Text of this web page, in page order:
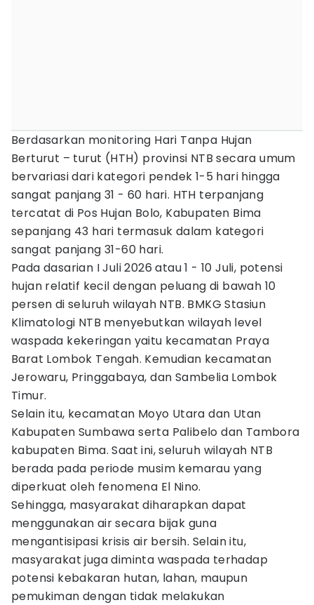
Berdasarkan monitoring Hari Tanpa Hujan
Berturut – turut (HTH) provinsi NTB secara umum
bervariasi dari kategori pendek 1-5 hari hingga
sangat panjang 31 - 60 hari. HTH terpanjang
tercatat di Pos Hujan Bolo, Kabupaten Bima
sepanjang 43 hari termasuk dalam kategori
sangat panjang 31-60 hari.
Pada dasarian I Juli 2026 atau 1 - 10 Juli, potensi
hujan relatif kecil dengan peluang di bawah 10
persen di seluruh wilayah NTB. BMKG Stasiun
Klimatologi NTB menyebutkan wilayah level
waspada kekeringan yaitu kecamatan Praya
Barat Lombok Tengah. Kemudian kecamatan
Jerowaru, Pringgabaya, dan Sambelia Lombok
Timur.
Selain itu, kecamatan Moyo Utara dan Utan
Kabupaten Sumbawa serta Palibelo dan Tambora
kabupaten Bima. Saat ini, seluruh wilayah NTB
berada pada periode musim kemarau yang
diperkuat oleh fenomena El Nino.
Sehingga, masyarakat diharapkan dapat
menggunakan air secara bijak guna
mengantisipasi krisis air bersih. Selain itu,
masyarakat juga diminta waspada terhadap
potensi kebakaran hutan, lahan, maupun
pemukiman dengan tidak melakukan